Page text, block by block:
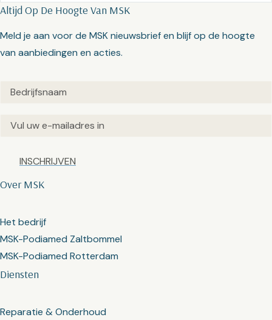
Diensten
Reparatie & Onderhoud
Over MSK
Het bedrijf
MSK-Podiamed Zaltbommel
MSK-Podiamed Rotterdam
Altijd Op De Hoogte Van MSK
Meld je aan voor de MSK nieuwsbrief en blijf op de hoogte
van aanbiedingen en acties.
Untitled(Vereist)
Email(Vereist)
Captcha